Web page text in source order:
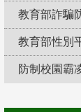
教育部詐騙
教育部性別
防制校園霸